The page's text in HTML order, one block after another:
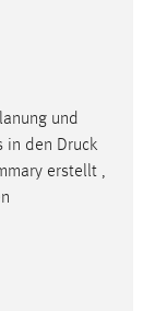
und
in den Druck
erstellt ,